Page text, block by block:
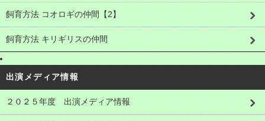
飼育方法 コオロギの仲間【2】
飼育方法 キリギリスの仲間
出演メディア情報
２０２５年度 出演メディア情報